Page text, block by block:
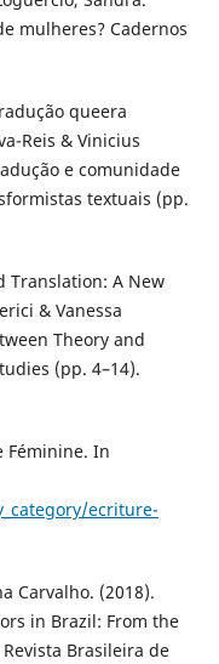
mulheres? Cadernos
queera
Reis & Vinicius
e comunidade
textuais (pp.
Translation: A New
& Vanessa
Theory and
(pp. 4–14).
Féminine. In
ecriture-
Carvalho. (2018).
in Brazil: From the
Brasileira de